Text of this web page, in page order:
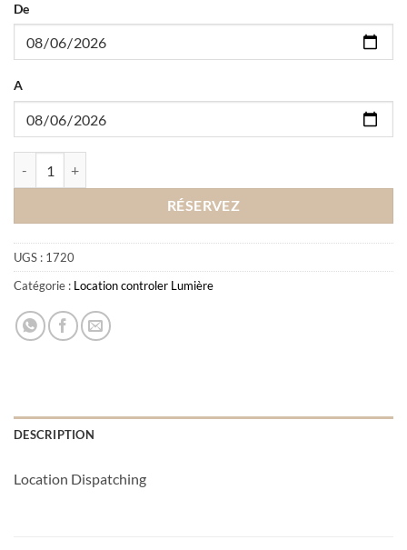
De
A
RÉSERVEZ
UGS : 1720
Catégorie : Location controler Lumière
DESCRIPTION
Location Dispatching